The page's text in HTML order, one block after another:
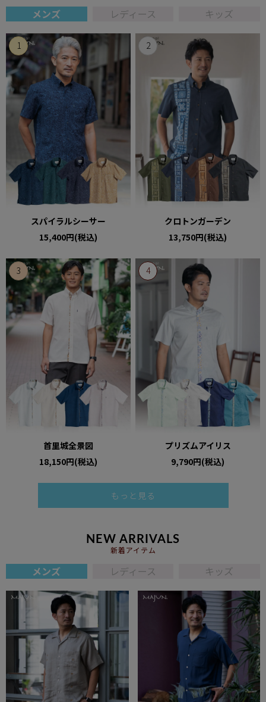
メンズ レディース キッズ
スパイラルシーサー
15,400円(税込)
クロトンガーデン
13,750円(税込)
首里城全景図
18,150円(税込)
プリズムアイリス
9,790円(税込)
もっと見る
NEW ARRIVALS
新着アイテム
メンズ レディース キッズ